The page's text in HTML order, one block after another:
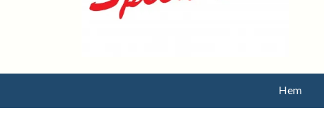
Hem